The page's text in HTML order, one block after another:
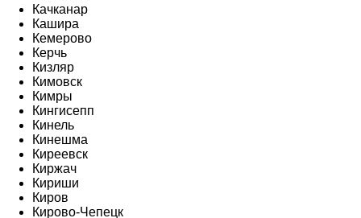
Качканар
Кашира
Кемерово
Керчь
Кизляр
Кимовск
Кимры
Кингисепп
Кинель
Кинешма
Киреевск
Киржач
Кириши
Киров
Кирово-Чепецк